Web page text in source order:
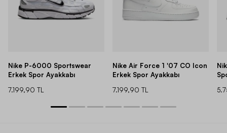
Nike P-6000 Sportswear
Erkek Spor Ayakkabı
7.199,90 TL
Nike Air Force 1 '07 CO Icon
Erkek Spor Ayakkabı
7.199,90 TL